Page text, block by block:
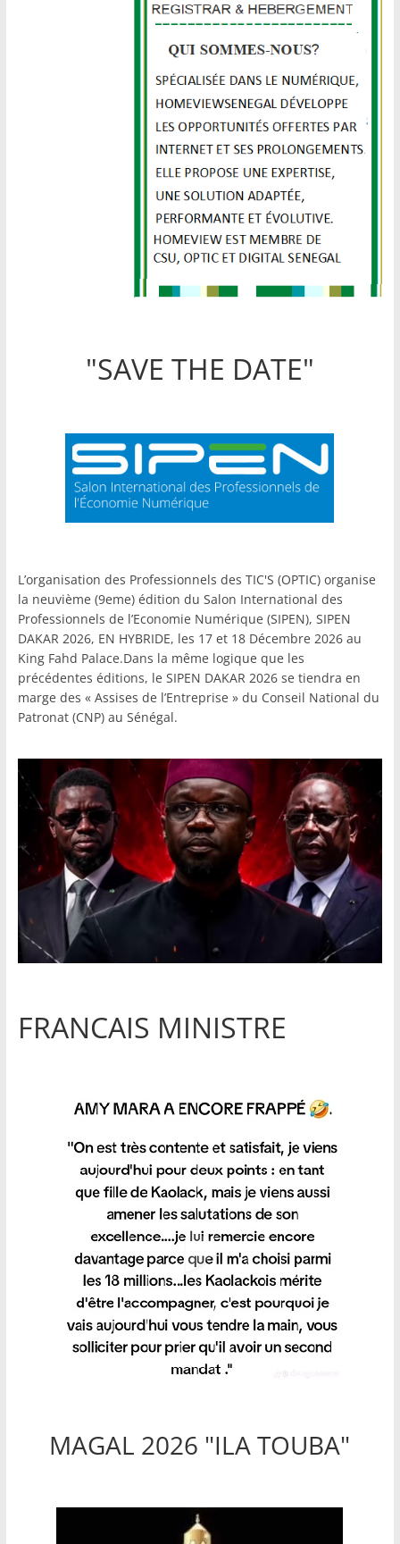
"SAVE THE DATE"
L’organisation des Professionnels des TIC'S (OPTIC) organise
la neuvième (9eme) édition du Salon International des
Professionnels de l’Economie Numérique (SIPEN), SIPEN
DAKAR 2026, EN HYBRIDE, les 17 et 18 Décembre 2026 au
King Fahd Palace.Dans la même logique que les
précédentes éditions, le SIPEN DAKAR 2026 se tiendra en
marge des « Assises de l’Entreprise » du Conseil National du
Patronat (CNP) au Sénégal.
FRANCAIS MINISTRE
MAGAL 2026 "ILA TOUBA"